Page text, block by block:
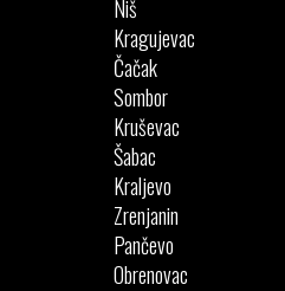
Niš
Kragujevac
Čačak
Sombor
Kruševac
Šabac
Kraljevo
Zrenjanin
Pančevo
Obrenovac